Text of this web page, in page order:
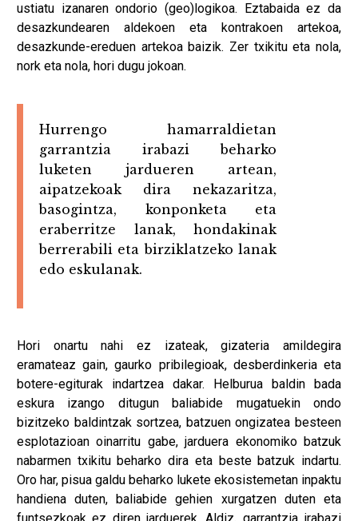
ustiatu izanaren ondorio (geo)logikoa. Eztabaida ez da
desazkundearen aldekoen eta kontrakoen artekoa,
desazkunde-ereduen artekoa baizik. Zer txikitu eta nola,
nork eta nola, hori dugu jokoan.
Hurrengo hamarraldietan
garrantzia irabazi beharko
luketen jardueren artean,
aipatzekoak dira nekazaritza,
basogintza, konponketa eta
eraberritze lanak, hondakinak
berrerabili eta birziklatzeko lanak
edo eskulanak.
Hori onartu nahi ez izateak, gizateria amildegira
eramateaz gain, gaurko pribilegioak, desberdinkeria eta
botere-egiturak indartzea dakar. Helburua baldin bada
eskura izango ditugun baliabide mugatuekin ondo
bizitzeko baldintzak sortzea, batzuen ongizatea besteen
esplotazioan oinarritu gabe, jarduera ekonomiko batzuk
nabarmen txikitu beharko dira eta beste batzuk indartu.
Oro har, pisua galdu beharko lukete ekosistemetan inpaktu
handiena duten, baliabide gehien xurgatzen duten eta